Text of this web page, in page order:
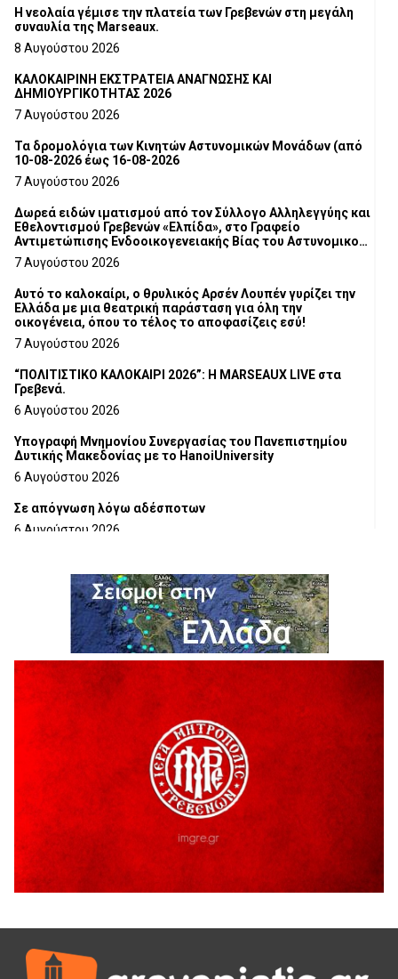
Η νεολαία γέμισε την πλατεία των Γρεβενών στη μεγάλη
συναυλία της Marseaux.
8 Αυγούστου 2026
ΚΑΛΟΚΑΙΡΙΝΗ ΕΚΣΤΡΑΤΕΙΑ ΑΝΑΓΝΩΣΗΣ ΚΑΙ
ΔΗΜΙΟΥΡΓΙΚΟΤΗΤΑΣ 2026
7 Αυγούστου 2026
Τα δρομολόγια των Κινητών Αστυνομικών Μονάδων (από
10-08-2026 έως 16-08-2026
7 Αυγούστου 2026
Δωρεά ειδών ιματισμού από τον Σύλλογο Αλληλεγγύης και
Εθελοντισμού Γρεβενών «Ελπίδα», στο Γραφείο
Αντιμετώπισης Ενδοοικογενειακής Βίας του Αστυνομικού
Τμήματος Γρεβενών
7 Αυγούστου 2026
Αυτό το καλοκαίρι, ο θρυλικός Αρσέν Λουπέν γυρίζει την
Ελλάδα με μια θεατρική παράσταση για όλη την
οικογένεια, όπου το τέλος το αποφασίζεις εσύ!
7 Αυγούστου 2026
“ΠΟΛΙΤΙΣΤΙΚΟ ΚΑΛΟΚΑΙΡΙ 2026”: Η MARSEAUX LIVE στα
Γρεβενά.
6 Αυγούστου 2026
Υπογραφή Μνημονίου Συνεργασίας του Πανεπιστημίου
Δυτικής Μακεδονίας με το HanoiUniversity
6 Αυγούστου 2026
Σε απόγνωση λόγω αδέσποτων
6 Αυγούστου 2026
6 Αυγούστου 2026
Ολοκληρώνεται η ασφαλτόστρωση της οδού Περιβόλι –
6 Αυγούστου 2026
H παραδοχή λαθών είναι (και) δύναμη
5 Αυγούστου 2026
Ο ΑΝΔΡΕΑΣ ΑΣΛΑΝΙΔΗΣ ΣΥΝΕΧΙΖΕΙ ΣΤΟΝ ΠΡΩΤΕΑ
ΓΡΕΒΕΝΩΝ
5 Αυγούστου 2026
Ευχαριστήριο Εκπολιτιστικού Συλλόγου Ταξιάρχη προς κ.
Παρασχάκη Αθανάσιο
5 Αυγούστου 2026
Διακοπή υδροδότησης του Α΄ κλάδου ύδρευσης
5 Αυγούστου 2026
Θερινό Σινεμά στο πλαίσιο του «Πολιτιστικού